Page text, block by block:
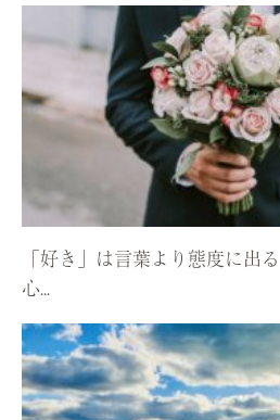
「好き」は言葉より態度に出
心...